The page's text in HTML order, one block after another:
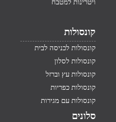
ויטרינות למטבח
קונסולות
קונסולות לכניסה לבית
קונסולות לסלון
קונסולות עץ וברזל
קונסולות כפריות
קונסולות עם מגירות
סלונים